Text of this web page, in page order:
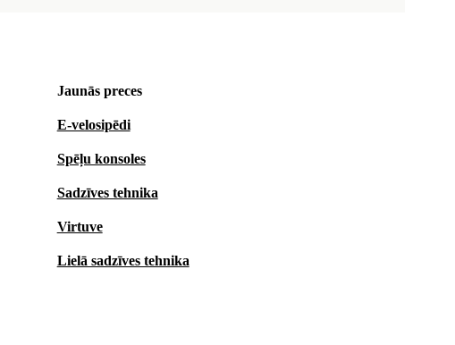
Jaunās preces
E-velosipēdi
Spēļu konsoles
Sadzīves tehnika
Virtuve
Lielā sadzīves tehnika